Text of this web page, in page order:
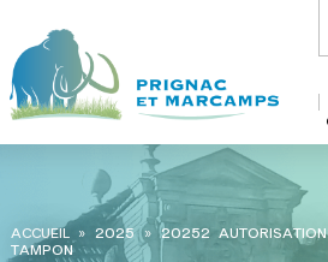
ACCUEIL»2025»20252
TAMPON